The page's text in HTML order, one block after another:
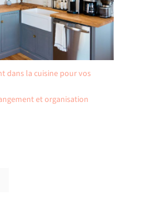
dans la cuisine pour vos
et organisation